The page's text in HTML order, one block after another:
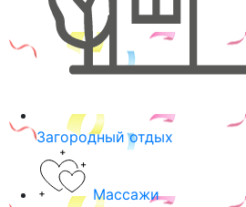
Загородный отдых
Массажи